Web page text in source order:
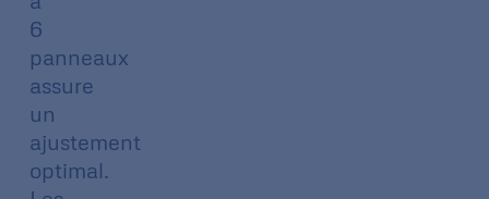
6
panneaux
assure
un
ajustement
optimal.